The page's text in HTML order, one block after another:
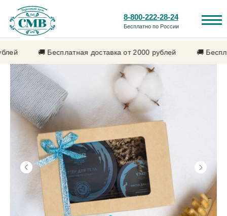
Каталог продукции Лечебные свойства
8-800-222-28-24
Бесплатно по России
доставка от 2000 рублей 🚚 Бесплатная доставка